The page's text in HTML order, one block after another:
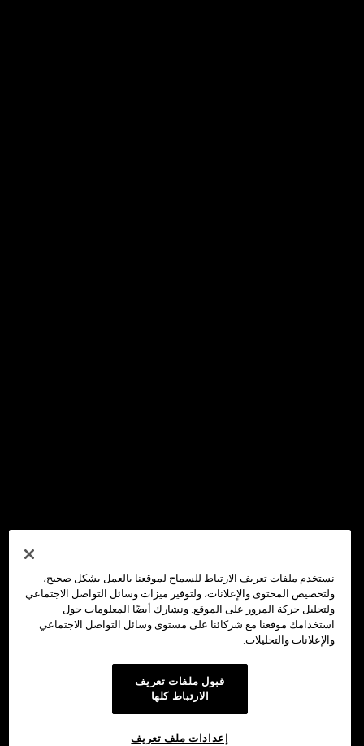
نستخدم ملفات تعريف الارتباط للسماح لموقعنا بالعمل بشكل صحيح،
ولتخصيص المحتوى والإعلانات، ولتوفير ميزات وسائل التواصل الاجتماعي
ولتحليل حركة المرور على الموقع. ونشارك أيضًا المعلومات حول
استخدامك موقعنا مع شركائنا على مستوى وسائل التواصل الاجتماعي
والإعلانات والتحليلات.
قبول ملفات تعريف
الارتباط كلها
إعدادات ملف تعريف